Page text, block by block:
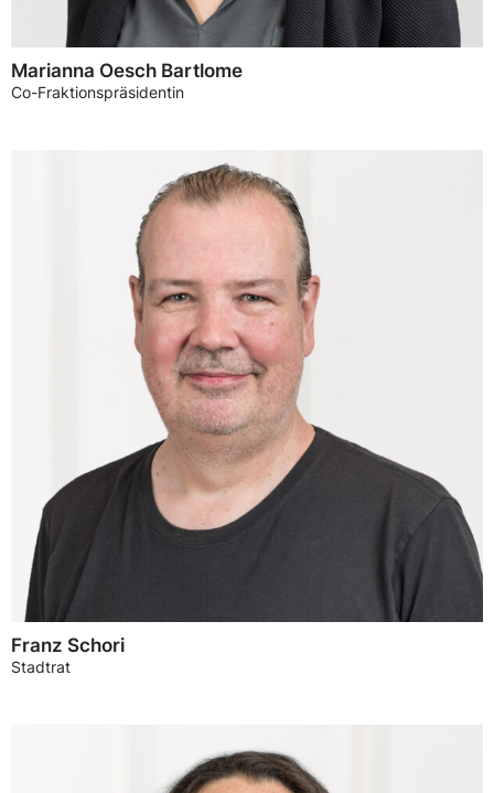
Marianna Oesch Bartlome
Co-Fraktionspräsidentin
Franz Schori
Stadtrat